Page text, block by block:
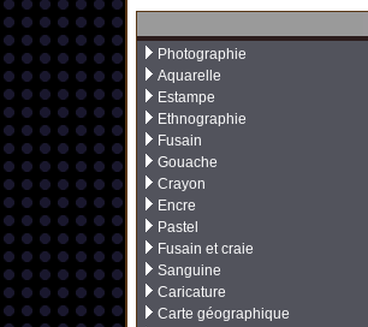
Photographie
Aquarelle
Estampe
Ethnographie
Fusain
Gouache
Crayon
Encre
Pastel
Fusain et craie
Sanguine
Caricature
Carte géographique